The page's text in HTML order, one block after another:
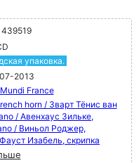
упаковка.
2013
France
horn / Зварт Тёнис ван
/ Авенхаус Зильке,
/ Виньол Роджер,
Изабель, скрипка